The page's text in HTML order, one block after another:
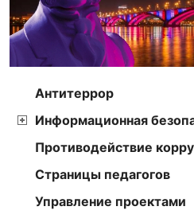
Антитеррор
Информационная
Противодействие
Страницы педагогов
Управление проектами